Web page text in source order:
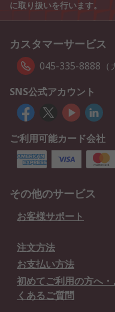
に取り扱いを行います。
カスタマーサービス
045-335-8888（
SNS公式アカウント
ご利用可能カード会社
その他のサービス
お客様サポート
注文方法
お支払い方法
初めてご利用の方へ・
くあるご質問